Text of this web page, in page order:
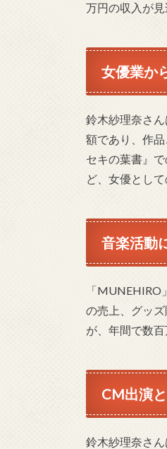
万円の収入が見
女優業か
鈴木紗理奈さ
額であり、作
セキの葉書』
ど、女優とし
音楽活動
「
の売上、グッ
が、年間で数百
CM出演
鈴木紗理奈さ